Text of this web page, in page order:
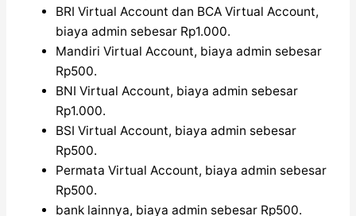
BRI Virtual Account dan BCA Virtual Account,
biaya admin sebesar Rp1.000.
Mandiri Virtual Account, biaya admin sebesar
Rp500.
BNI Virtual Account, biaya admin sebesar
Rp1.000.
BSI Virtual Account, biaya admin sebesar
Rp500.
Permata Virtual Account, biaya admin sebesar
Rp500.
bank lainnya, biaya admin sebesar Rp500.